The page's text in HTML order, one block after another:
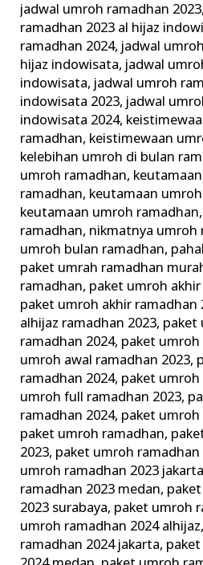
jadwal umroh ramadhan 2023,
ramadhan 2023 al hijaz
ramadhan 2024, jadwal
hijaz indowisata, jadwal
indowisata, jadwal umroh
indowisata 2023, jadwal
indowisata 2024,
ramadhan, keistimewaan
kelebihan umroh di bulan
umroh ramadhan,
ramadhan, keutamaan
keutamaan umroh ramadhan,
ramadhan, nikmatnya umroh
umroh bulan ramadhan,
paket umrah ramadhan
ramadhan, paket umroh
paket umroh akhir ramadhan
alhijaz ramadhan 2023, paket
ramadhan 2024, paket
umroh awal ramadhan 2023,
ramadhan 2024, paket
umroh full ramadhan 2023,
ramadhan 2024, paket
paket umroh ramadhan,
2023, paket umroh ramadhan
umroh ramadhan 2023
ramadhan 2023 medan,
2023 surabaya, paket umroh
umroh ramadhan 2024 alhijaz,
ramadhan 2024 jakarta,